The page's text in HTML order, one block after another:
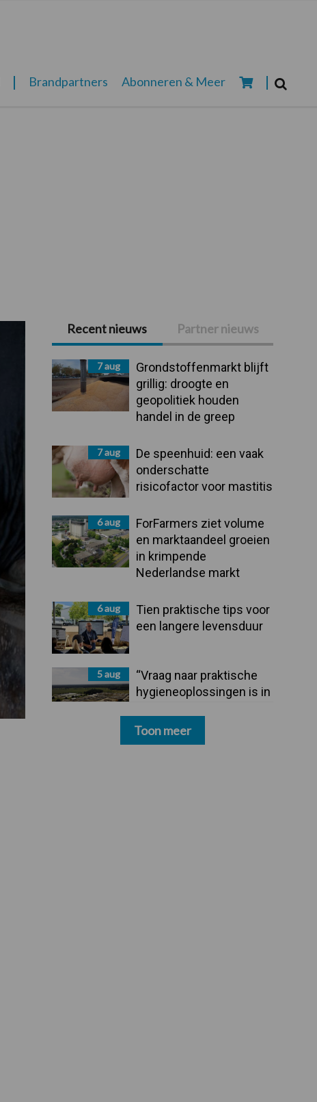
Brandpartners Abonneren & Meer
Primaire
Sidebar
Recent nieuws Partner nieuws
7 aug
Grondstoffenmarkt blijft
grillig: droogte en
geopolitiek houden
handel in de greep
7 aug
De speenhuid: een vaak
onderschatte
risicofactor voor mastitis
6 aug
ForFarmers ziet volume
en marktaandeel groeien
in krimpende
Nederlandse markt
6 aug
Tien praktische tips voor
een langere levensduur
5 aug
“Vraag naar praktische
hygieneoplossingen is in
Toon meer